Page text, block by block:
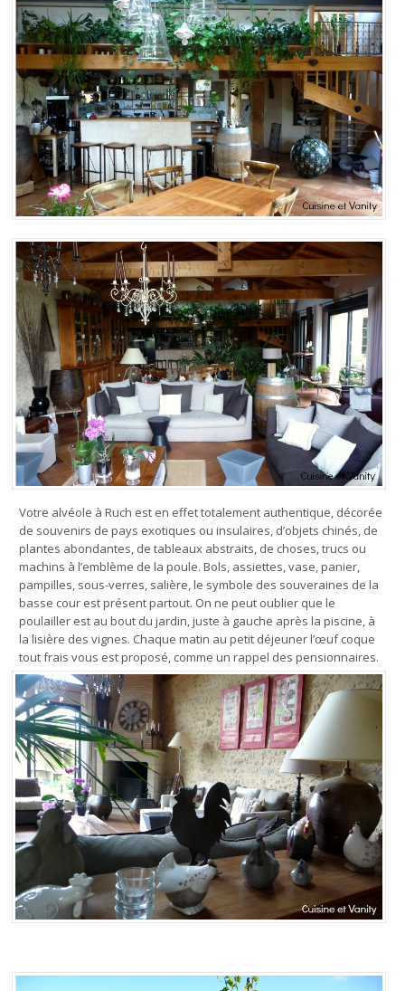
Votre alvéole à Ruch est en effet totalement authentique, décorée
de souvenirs de pays exotiques ou insulaires, d’objets chinés, de
plantes abondantes, de tableaux abstraits, de choses, trucs ou
machins à l’emblème de la poule. Bols, assiettes, vase, panier,
pampilles, sous-verres, salière, le symbole des souveraines de la
basse cour est présent partout. On ne peut oublier que le
poulailler est au bout du jardin, juste à gauche après la piscine, à
la lisière des vignes. Chaque matin au petit déjeuner l’œuf coque
tout frais vous est proposé, comme un rappel des pensionnaires.